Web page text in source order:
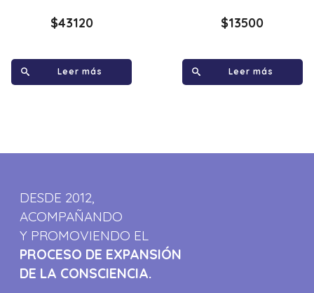
$43120
Leer más
$13500
Leer más
DESDE 2012,
ACOMPAÑANDO
Y PROMOVIENDO EL
PROCESO DE EXPANSIÓN
DE LA CONSCIENCIA.